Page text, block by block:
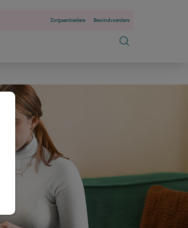
Zorgaanbieders Bewindvoerders